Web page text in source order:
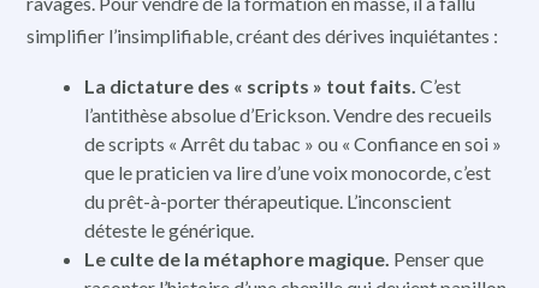
simplifier l’insimplifiable, créant des dérives inquiétantes :
La dictature des « scripts » tout faits. C’est
l’antithèse absolue d’Erickson. Vendre des recueils
de scripts « Arrêt du tabac » ou « Confiance en soi »
que le praticien va lire d’une voix monocorde, c’est
du prêt-à-porter thérapeutique. L’inconscient
déteste le générique.
Le culte de la métaphore magique. Penser que